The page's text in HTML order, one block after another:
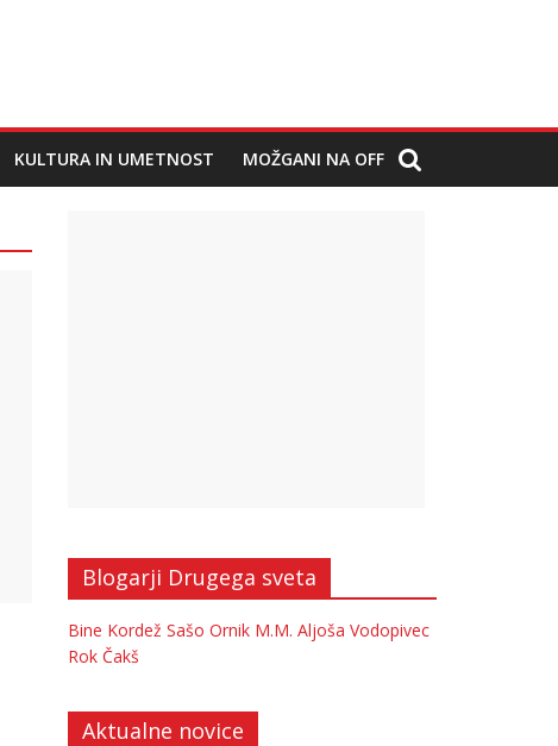
KULTURA IN UMETNOST MOŽGANI NA OFF
Blogarji Drugega sveta
Bine Kordež Sašo Ornik M.M. Aljoša Vodopivec
Rok Čakš
Aktualne novice